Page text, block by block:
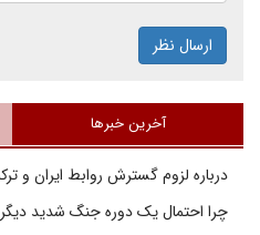
ارسال نظر
آخرین خبرها
درباره لزوم گسترش روابط ایران و
چرا احتمال یک دوره جنگ شدید دیگر،